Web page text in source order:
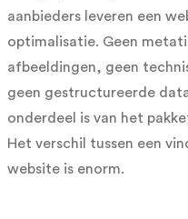
aanbieders leveren een
optimalisatie. Geen
afbeeldingen, geen
geen gestructureerde
onderdeel is van het
Het verschil tussen een
website is enorm.